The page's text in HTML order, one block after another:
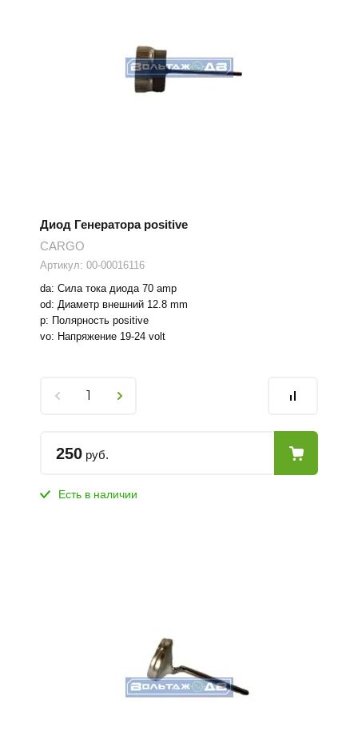
Диод Генератора positive
CARGO
Артикул: 00-00016116
da: Сила тока диода 70 amp
od: Диаметр внешний 12.8 mm
p: Полярность positive
vo: Напряжение 19-24 volt
250 руб.
Есть в наличии